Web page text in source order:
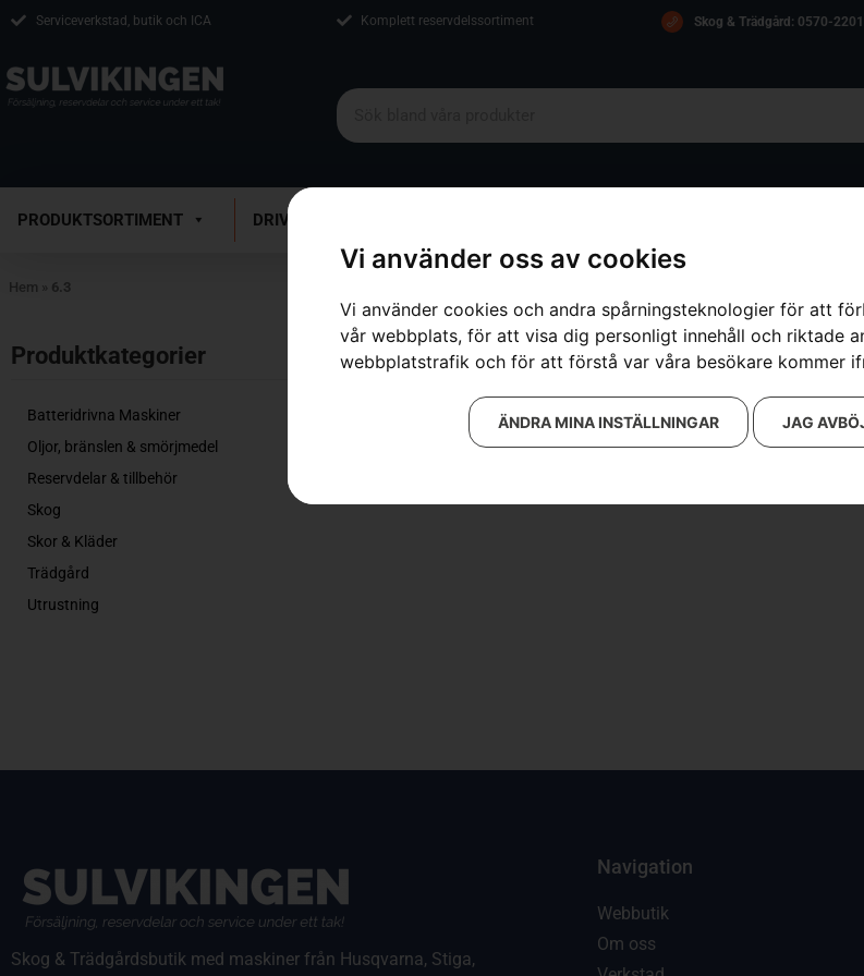
Vi använder oss av cookies
Vi använder cookies och andra spårningsteknologier för att
vår webbplats, för att visa dig personligt innehåll och riktade
webbplatstrafik och för att förstå var våra besökare kommer
JAG
ÄNDRA MINA INSTÄLLNINGAR
Serviceverkstad, butik och ICA Komplett reservdelssortiment Skog & Trädgård: 0570-
PRODUKTSORTIMENT DRIVMEDEL
Hem » 6.3
Produktkategorier​
Batteridrivna Maskiner
Oljor, bränslen & smörjmedel
Reservdelar & tillbehör
Skog
Skor & Kläder
Trädgård
Utrustning
Inga resultat.
Skog & Trädgårdsbutik med maskiner från Husqvarna, Stiga,
Navigation
Webbutik
Om oss